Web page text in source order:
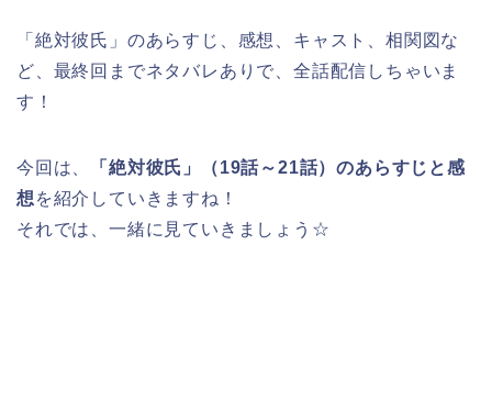
「絶対彼氏」のあらすじ、感想、キャスト、相関図な
ど、最終回までネタバレありで、全話配信しちゃいま
す！
今回は、
「絶対彼氏」（19話～21話）のあらすじと感
想 を紹介していきますね！
それでは、一緒に見ていきましょう☆